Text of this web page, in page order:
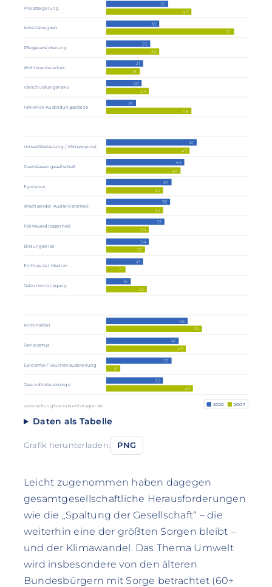
48
72
30
19
24
48
47
42
32
32
24
22
11
23
54
45
8
49
35
30
25
21
20
17
51
44
37
36
33
24
21
14
46
41
37
32
2020 2007
Preissteigerung
Arbeitslosigkeit
Pflegeversicherung
Wohlstandsverlust
Verschuldungsrisiko
Fehlende Ausbildungsplätze
Umweltbelastung / Klimawandel
Zweiklassengesellschaft
Egoismus
Wachsender Ausländeranteil
Politikverdrossenheit
Bildungskrise
Einfluss der Medien
Geburtenrückgang
Kriminalität
Terrorismus
Epidemie-/ Seuchenausbreitung
Gesundheitsvorsorge
www.stiftungfuerzukunftsfragen.de
Daten als Tabelle
Grafik herunterladen: PNG
Leicht zugenommen haben dagegen
gesamtgesellschaftliche Herausforderungen
wie die „Spaltung der Gesellschaft“ – die
weiterhin eine der größten Sorgen bleibt –
und der Klimawandel. Das Thema Umwelt
wird insbesondere von den älteren
Bundesbürgern mit Sorge betrachtet (60+